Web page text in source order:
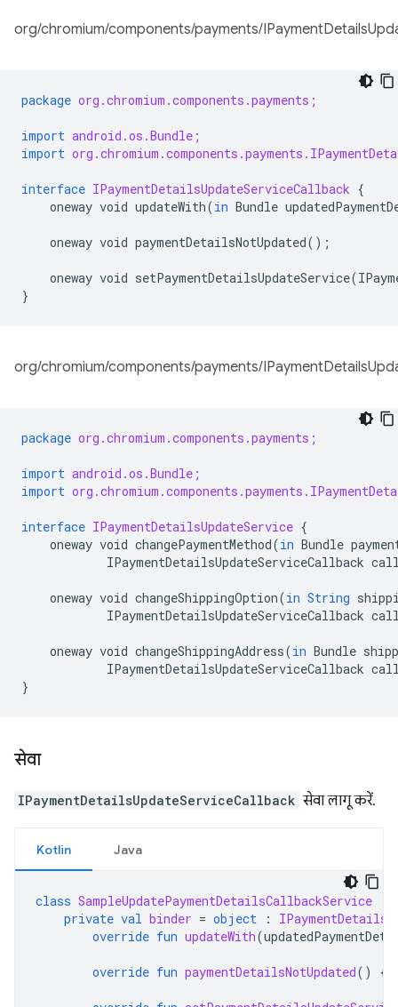
org/chromium/components/payments/
package org.chromium.components.payments;
import android.os.Bundle;
import
interface IPaymentDetailsUpdateServiceCallback {
oneway void updateWith(in Bundle
oneway void paymentDetailsNotUpdated();
oneway void setPaymentDetailsUpdateService(
}
org/chromium/components/payments/
package org.chromium.components.payments;
import android.os.Bundle;
import
interface IPaymentDetailsUpdateService {
oneway void changePaymentMethod(in Bundle
IPaymentDetailsUpdateServiceCallback
oneway void changeShippingOption(in String
IPaymentDetailsUpdateServiceCallback
oneway void changeShippingAddress(in Bundle
IPaymentDetailsUpdateServiceCallback
}
सेवा
IPaymentDetailsUpdateServiceCallback सेवा लागू करें.
Kotlin Java
class SampleUpdatePaymentDetailsCallbackService
private val binder = object :
override fun updateWith(
override fun paymentDetailsNotUpdated() {}